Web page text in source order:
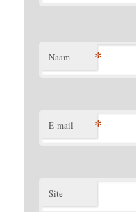
Naam *
E-mail *
Site